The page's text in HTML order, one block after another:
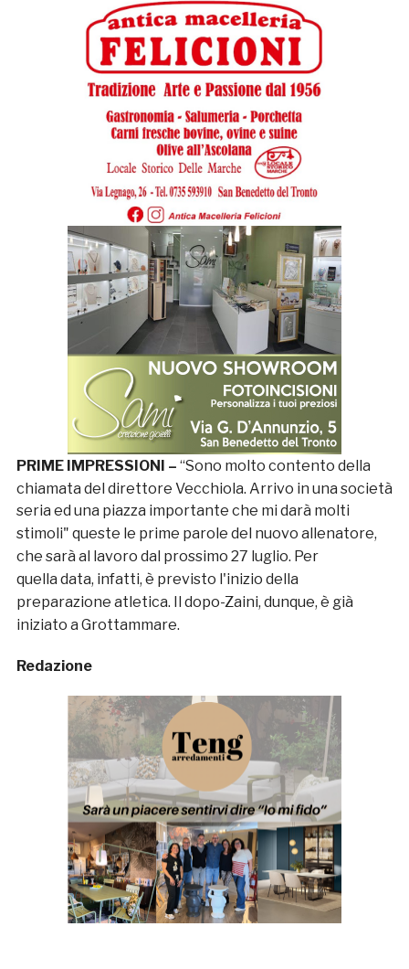
PRIME IMPRESSIONI – “Sono molto contento della
chiamata del direttore Vecchiola. Arrivo in una società
seria ed una piazza importante che mi darà molti
stimoli" queste le prime parole del nuovo allenatore,
che sarà al lavoro dal prossimo 27 luglio. Per
quella data, infatti, è previsto l'inizio della
preparazione atletica. Il dopo-Zaini, dunque, è già
iniziato a Grottammare.
Redazione